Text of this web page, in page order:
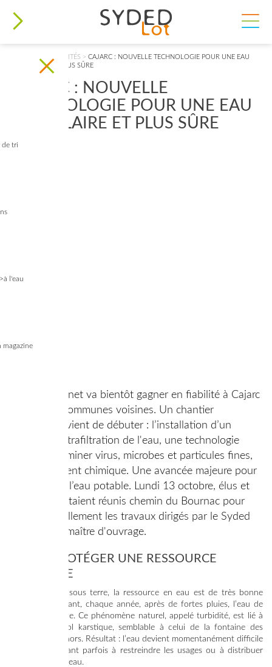
de tri
l'eau
magazine
VOUS ÊTES ICI
> ACTUALITÉS > CAJARC : NOUVELLE TECHNOLOGIE POUR UNE EAU
PLUS CLAIRE ET PLUS SÛRE
CAJARC : NOUVELLE
TECHNOLOGIE POUR UNE EAU
PLUS CLAIRE ET PLUS SÛRE
L’eau du robinet va bientôt gagner en fiabilité à Cajarc
et dans les communes voisines. Un chantier
d’envergure vient de débuter : l’installation d’un
système d’ultrafiltration de l'eau, une technologie
capable d’éliminer virus, microbes et particules fines,
sans traitement chimique. Une avancée majeure pour
la qualité de l’eau potable. Lundi 13 octobre, élus et
entreprises étaient réunis chemin du Bournac pour
lancer officiellement les travaux dirigés par le Syded
en tant que maître d'ouvrage.
MIEUX PROTÉGER UNE RESSOURCE
PRÉCIEUSE
Puisée à 65 m sous terre, la ressource en eau est de très bonne
qualité. Cependant, chaque année, après de fortes pluies, l’eau de
Cajarc se trouble. Ce phénomène naturel, appelé turbidité, est lié à
la nature du sol karstique, semblable à celui de la fontaine des
Chartreux à Cahors. Résultat : l’eau devient momentanément difficile
à traiter, obligeant parfois à restreindre les usages ou à distribuer
des bouteilles d’eau.